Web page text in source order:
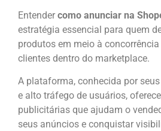
Entender como anunciar na
estratégia essencial para quem
produtos em meio à
clientes dentro do marketplace.
A plataforma, conhecida por
e alto tráfego de usuários,
publicitárias que ajudam o
seus anúncios e conquistar